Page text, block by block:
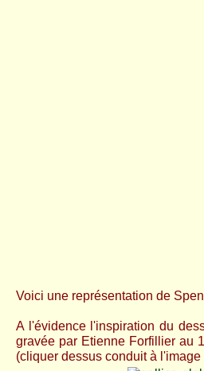
Voici une représentation de
A l'évidence l'inspiration du
gravée par Etienne Forfillier au
(cliquer dessus conduit à